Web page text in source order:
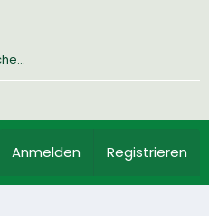
Anmelden Registrieren